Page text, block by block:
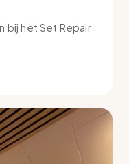
bij het Set Repair